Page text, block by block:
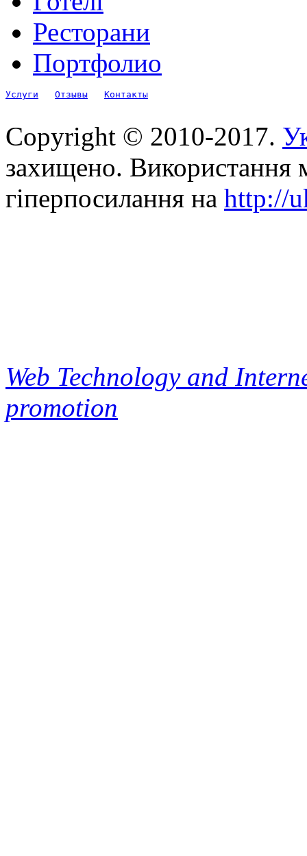
Ресторани
Портфолио
Услуги Отзывы Контакты
Copyright © 2010-2017.
захищено. Використання
гіперпосилання на http://
Web Technology and
promotion